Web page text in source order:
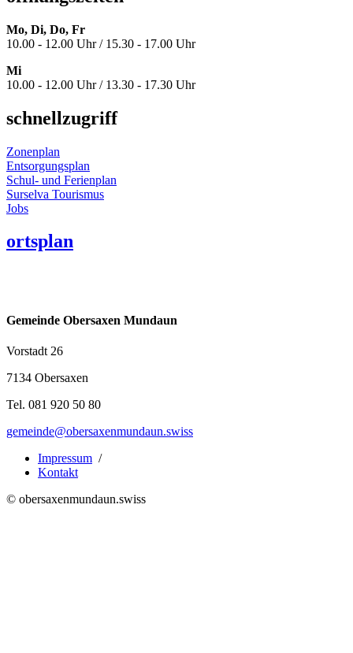
Mo, Di, Do, Fr
10.00 - 12.00 Uhr / 15.30 - 17.00 Uhr
Mi
10.00 - 12.00 Uhr / 13.30 - 17.30 Uhr
schnellzugriff
Zonenplan
Entsorgungsplan
Schul- und Ferienplan
Surselva Tourismus
Jobs
ortsplan
Gemeinde Obersaxen Mundaun
Vorstadt 26
7134 Obersaxen
Tel. 081 920 50 80
gemeinde@obersaxenmundaun.swiss
Impressum /
Kontakt
© obersaxenmundaun.swiss